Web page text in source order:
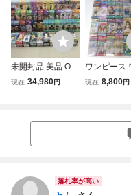
未開封品 美品 ON
E PIACE ワンピー
現在 34,980円
ワンピース
ドコレクタ
現在 8,800円
落札率が高い